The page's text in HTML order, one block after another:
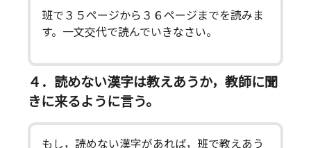
班で３５ページから３６ページまでを読みま
す。一文交代で読んでいきなさい。
４．読めない漢字は教えあうか，教師に聞
きに来るように言う。
もし，読めない漢字があれば，班で教えあう